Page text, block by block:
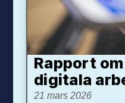
Rapport
digitala
21 mars 2026